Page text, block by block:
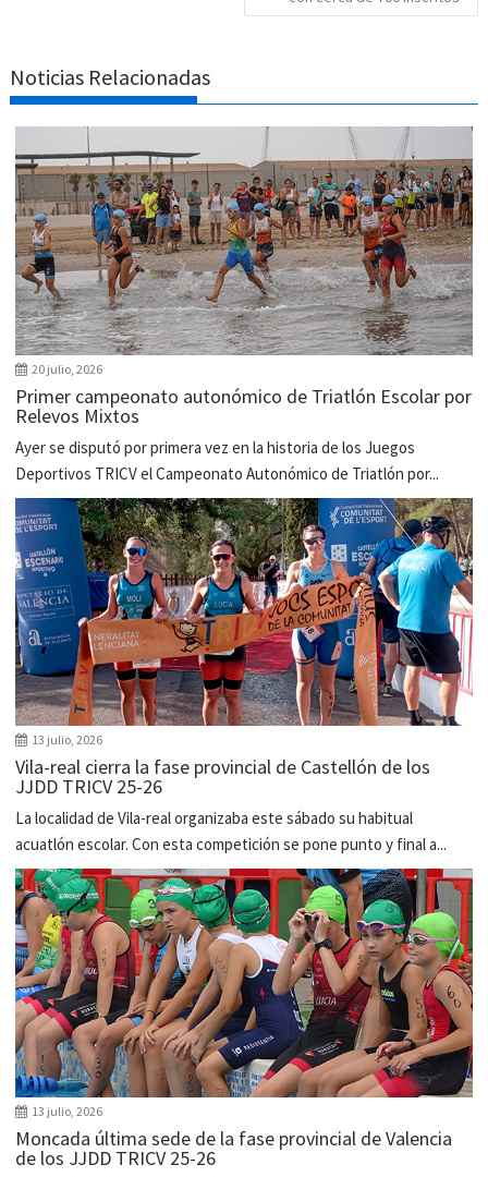
Noticias Relacionadas
20 julio, 2026
Primer campeonato autonómico de Triatlón Escolar por
Relevos Mixtos
Ayer se disputó por primera vez en la historia de los Juegos
Deportivos TRICV el Campeonato Autonómico de Triatlón por...
13 julio, 2026
Vila-real cierra la fase provincial de Castellón de los
JJDD TRICV 25-26
La localidad de Vila-real organizaba este sábado su habitual
acuatlón escolar. Con esta competición se pone punto y final a...
13 julio, 2026
Moncada última sede de la fase provincial de Valencia
de los JJDD TRICV 25-26